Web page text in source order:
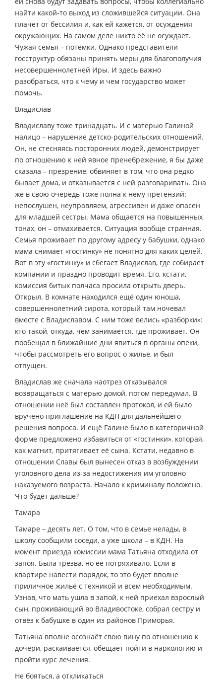
найти какой-то выход из сложившейся ситуации. Она
плачет от бессилия и, как ей кажется, от осуждения
окружающих. На самом деле никто её не осуждает.
Чужая семья – потёмки. Однако представители
госструктур обязаны принять меры для благополучия
несовершеннолетней Иры. И здесь важно
разобраться, что к чему и чем государство может
помочь.
Владислав
Владиславу тоже тринадцать. И с матерью Галиной
налицо – нарушение детско-родительских отношений.
Он, не стесняясь посторонних людей, демонстрирует
по отношению к ней явное пренебрежение, я бы даже
сказала – презрение, обвиняет в том, что она редко
бывает дома, и отказывается с ней разговаривать. Она
же в свою очередь тоже полна к нему претензий:
непослушен, неуправляем, агрессивен и даже опасен
для младшей сестры. Мама общается на повышенных
тонах, он – отмахивается. Ситуация вообще странная.
Семья проживает по другому адресу у бабушки, однако
мама снимает «гостинку» не понятно для каких целей.
Вот в эту «гостинку» и сбегает Владислав, где собирает
компании и праздно проводит время. Его, кстати,
комиссия битых полчаса просила открыть дверь.
Открыл. В комнате находился ещё один юноша,
совершеннолетний сирота, который там ночевал
вместе с Владиславом. С ним тоже велись «разборки»:
кто такой, откуда, чем занимается, где проживает. Он
пообещал в ближайшие дни явиться в органы опеки,
чтобы рассмотреть его вопрос о жилье, и был
отпущен.
Владислав же сначала наотрез отказывался
возвращаться с матерью домой, потом передумал. В
отношении неё был составлен протокол, и ей было
вручено приглашение на КДН для дальнейшего
решения вопроса. И ещё Галине было в категоричной
форме предложено избавиться от «гостинки», которая,
как магнит, притягивает её сына. Кстати, недавно в
отношении Славы был вынесен отказ в возбуждении
уголовного дела из-за недостижения им уголовно
наказуемого возраста. Начало к криминалу положено.
Что будет дальше?
Тамара
Тамаре – десять лет. О том, что в семье нелады, в
школу сообщили соседи, а уже школа – в КДН. На
момент приезда комиссии мама Татьяна отходила от
запоя. Была трезва, но её потряхивало. Если в
квартире навести порядок, то это будет вполне
приличное жильё с техникой и всем необходимым.
Узнав, что мать ушла в запой, к ней приехал взрослый
сын, проживающий во Владивостоке, собрал сестру и
отвёз к бабушке в один из районов Приморья.
Татьяна вполне осознаёт свою вину по отношению к
дочери, раскаивается, обещает пойти в наркологию и
пройти курс лечения.
Не бояться, а откликаться